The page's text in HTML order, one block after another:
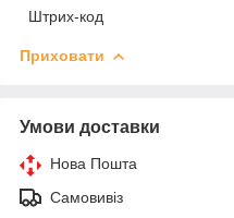
Штрих-код
Приховати
Умови доставки
Нова Пошта
Самовивіз